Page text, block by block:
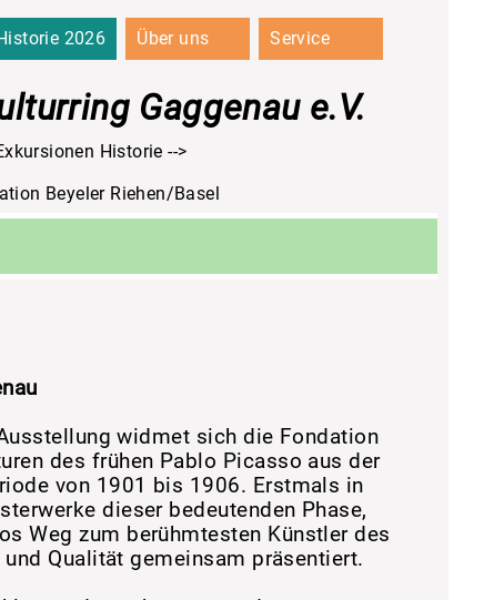
2026 Über uns Service
Gaggenau e.V.
Historie
Beyeler Riehen/Basel
widmet sich die Fondation
des frühen Pablo Picasso aus der
von 1901 bis 1906. Erstmals in
dieser bedeutenden Phase,
Weg zum berühmtesten Künstler des
Qualität gemeinsam präsentiert.